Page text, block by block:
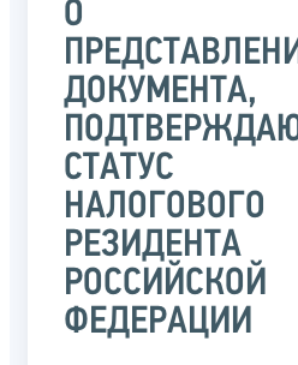
О
ДОКУМЕНТА,
СТАТУС
НАЛОГОВОГО
РЕЗИДЕНТА
РОССИЙСКОЙ
ФЕДЕРАЦИИ